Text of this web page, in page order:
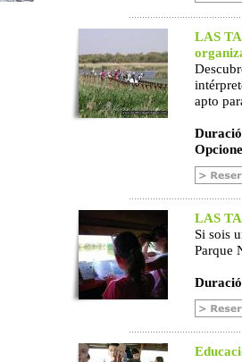
LAS
apto
LAS
Si sois
Parque